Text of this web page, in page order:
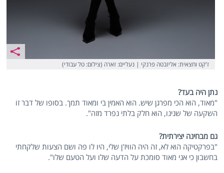
ז'קט וחצאית: אליזבטה פרנקי | נעליים: זארה (צילום: טל עבודי)
נתן היה בעד?
"מאוד, הוא הכי מפרגן שיש. הוא האמין בי ומאוד תמך. בסופו של דבר זו
השקעה של שנינו, הוא חלק בלתי נפרד מזה".
גם מבחינה יצירתית?
"בפרקטיקה הוא לא, זה היה הוויז'ן שלי, היו לו פה ושם הצעות שלקחתי
בחשבון כי אני מאוד סומכת על הדעה שלו ועל הטעם שלו".